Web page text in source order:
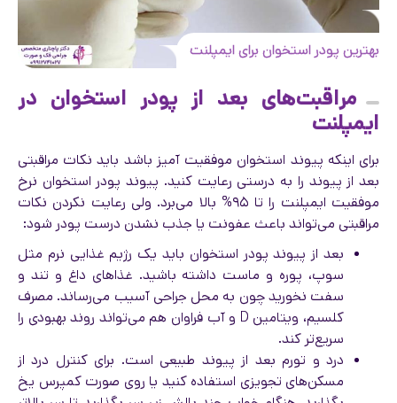
بهترین پودر استخوان برای ایمپلنت
مراقبت‌های بعد از پودر استخوان در
ایمپلنت
برای اینکه پیوند استخوان موفقیت آمیز باشد باید نکات مراقبتی
بعد از پیوند را به درستی رعایت کنید. پیوند پودر استخوان نرخ
موفقیت ایمپلنت را تا ۹۵% بالا می‌برد. ولی رعایت نکردن نکات
مراقبتی می‌تواند باعث عفونت یا جذب نشدن درست پودر شود:
بعد از پیوند پودر استخوان باید یک رژیم غذایی نرم مثل
سوپ، پوره و ماست داشته باشید. غذاهای داغ و تند و
سفت نخورید چون به محل جراحی آسیب می‌رساند. مصرف
کلسیم، ویتامین D و آب فراوان هم می‌تواند روند بهبودی را
سریع‌تر کند.
درد و تورم بعد از پیوند طبیعی است. برای کنترل درد از
مسکن‌های تجویزی استفاده کنید یا روی صورت کمپرس یخ